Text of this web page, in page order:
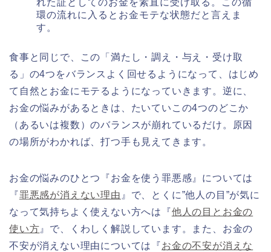
環の流れに入るとお金モテな状態だと言えま
す。
食事と同じで、この「満たし・調え・与え・受け取
る」の4つをバランスよく回せるようになって、はじめ
て自然とお金にモテるようになっていきます。逆に、
お金の悩みがあるときは、たいていこの4つのどこか
（あるいは複数）のバランスが崩れているだけ。原因
の場所がわかれば、打つ手も見えてきます。
お金の悩みのひとつ『お金を使う罪悪感』については
『罪悪感が消えない理由 』で、とくに”他人の目”が気に
なって気持ちよく使えない方へは『他人の目とお金の
使い方 』で、くわしく解説しています。また、お金の
不安が消えない理由については『お金の不安が消えな